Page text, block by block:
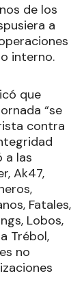
de los
a
interno.
que
“se
contra
a las
Ak47,
Fatales,
Lobos,
Trébol,
no